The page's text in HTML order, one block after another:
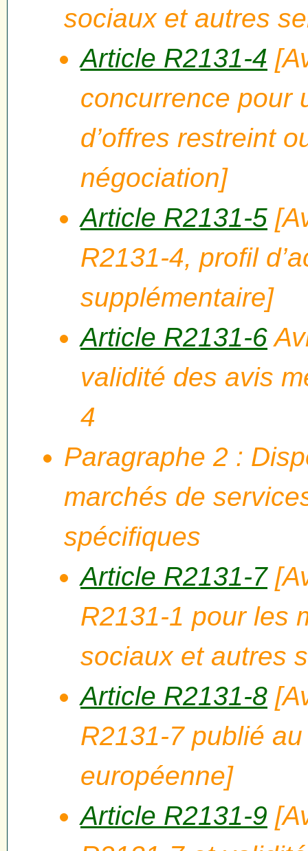
sociaux et autres
Article R2131-4
concurrence pour
d’offres restreint
négociation]
Article R2131-5
R2131-4, profil
supplémentaire]
Article R2131-6
validité des avis
4
Paragraphe 2 :
marchés de
spécifiques
Article R2131-7
R2131-1 pour les
sociaux et autres
Article R2131-8
R2131-7 publié
européenne]
Article R2131-9